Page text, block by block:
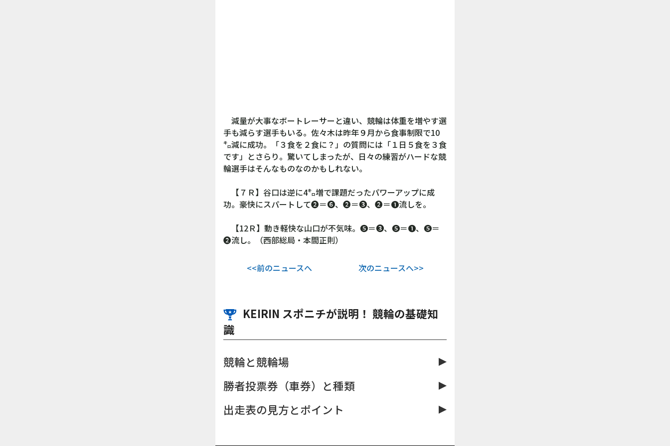
減量が大事なボートレーサーと違い、競輪は体重を増やす選
手も減らす選手もいる。佐々木は昨年９月から食事制限で10
㌔減に成功。「３食を２食に？」の質問には「１日５食を３食
です」とさらり。驚いてしまったが、日々の練習がハードな競
輪選手はそんなものなのかもしれない。
【７Ｒ】谷口は逆に4㌔増で課題だったパワーアップに成
功。豪快にスパートして❷＝❻、❷＝❸、❷＝❶流しを。
【12Ｒ】動き軽快な山口が不気味。❺＝❸、❺＝❶、❺＝
❷流し。（西部総局・本間正則）
<<前のニュースへ 次のニュースへ>>
KEIRIN スポニチが説明！ 競輪の基礎知
識
競輪と競輪場
勝者投票券（車券）と種類
出走表の見方とポイント